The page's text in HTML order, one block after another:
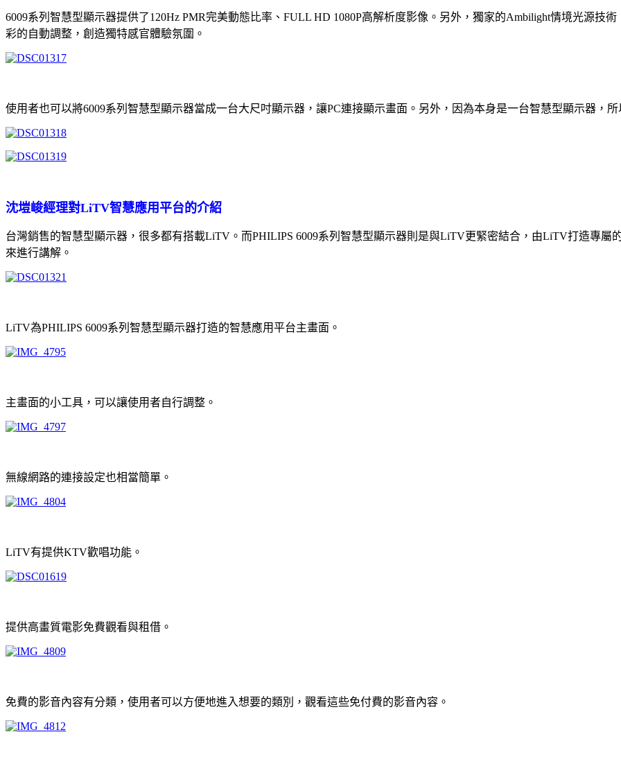
6009系列智慧型顯示器提供了120Hz PMR完美動態比率、FULL HD 1080P高解析度影像。另外，獨家的Ambilight情境光源技
彩的自動調整，創造獨特感官體驗氛圍。
使用者也可以將6009系列智慧型顯示器當成一台大尺吋顯示器，讓PC連接顯示畫面。另外，因為本身是一台智慧型顯示器，
沈塏峻經理對LiTV智慧應用平台的介紹
台灣銷售的智慧型顯示器，很多都有搭載LiTV。而PHILIPS 6009系列智慧型顯示器則是與LiTV更緊密結合，由LiTV打造專
來進行講解。
LiTV為PHILIPS 6009系列智慧型顯示器打造的智慧應用平台主畫面。
主畫面的小工具，可以讓使用者自行調整。
無線網路的連接設定也相當簡單。
LiTV有提供KTV歡唱功能。
提供高畫質電影免費觀看與租借。
免費的影音內容有分類，使用者可以方便地進入想要的類別，觀看這些免付費的影音內容。